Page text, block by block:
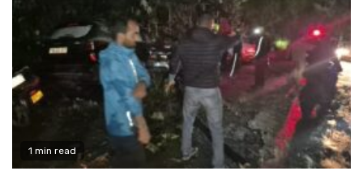
1 min read